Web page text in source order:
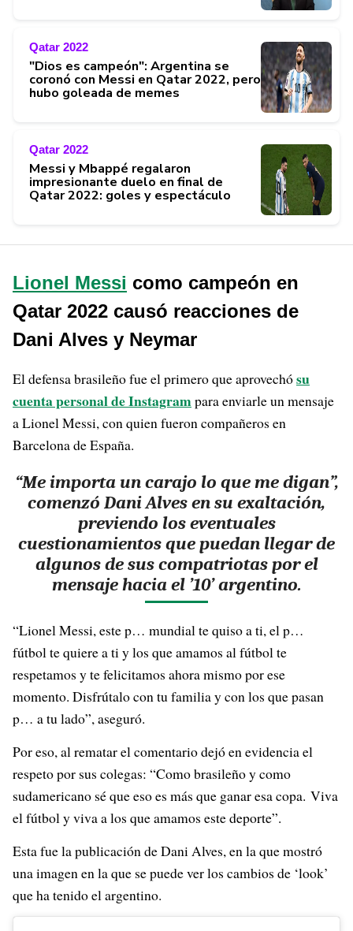
Qatar 2022
"Dios es campeón": Argentina se
coronó con Messi en Qatar 2022, pero
hubo goleada de memes
Qatar 2022
Messi y Mbappé regalaron
impresionante duelo en final de
Qatar 2022: goles y espectáculo
Lionel Messi como campeón en
Qatar 2022 causó reacciones de
Dani Alves y Neymar
El defensa brasileño fue el primero que aprovechósu
cuenta personal de Instagrampara enviarle un mensaje
a Lionel Messi, con quien fueron compañeros en
Barcelona de España.
“Me importa un carajo lo que me digan”,
comenzó Dani Alves en su exaltación,
previendo los eventuales
cuestionamientos que puedan llegar de
algunos de sus compatriotas por el
mensaje hacia el ’10’ argentino.
“Lionel Messi, este p… mundial te quiso a ti, el p…
fútbol te quiere a ti y los que amamos al fútbol te
respetamos y te felicitamos ahora mismo por ese
momento. Disfrútalo con tu familia y con los que pasan
p… a tu lado”, aseguró.
Por eso, al rematar el comentario dejó en evidencia el
respeto por sus colegas: “Como brasileño y como
sudamericano sé que eso es más que ganar esa copa. Viva
el fútbol y viva a los que amamos este deporte”.
Esta fue la publicación de Dani Alves, en la que mostró
una imagen en la que se puede ver los cambios de ‘look’
que ha tenido el argentino.